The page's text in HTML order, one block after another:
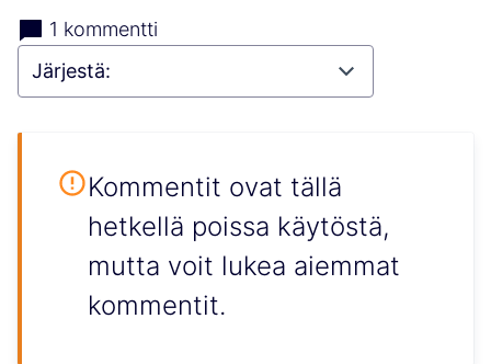
1 kommentti
Kommentit ovat tällä
hetkellä poissa käytöstä,
mutta voit lukea aiemmat
kommentit.